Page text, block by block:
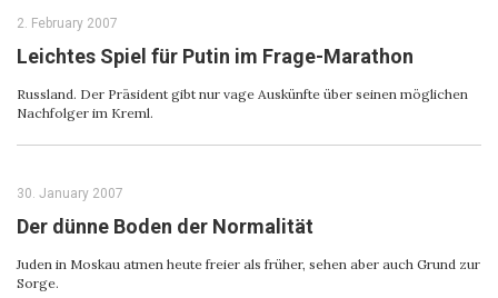
2. February 2007
Leichtes Spiel für Putin im Frage-Marathon
Russland. Der Präsident gibt nur vage Auskünfte über seinen möglichen
Nachfolger im Kreml.
30. January 2007
Der dünne Boden der Normalität
Juden in Moskau atmen heute freier als früher, sehen aber auch Grund zur
Sorge.